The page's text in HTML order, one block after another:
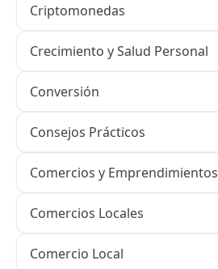
Criptomonedas
Crecimiento y Salud Personal
Conversión
Consejos Prácticos
Comercios y Emprendimientos
Comercios Locales
Comercio Local